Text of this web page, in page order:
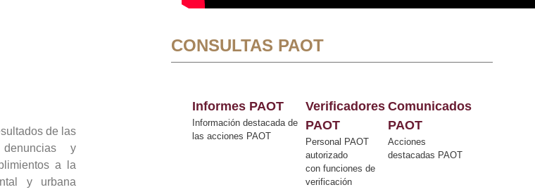
de las
y
a la
y urbana
CONSULTAS PAOT
Informes PAOT
Información destacada de
las acciones PAOT
Verificadores
PAOT
Personal PAOT
autorizado
con funciones de
verificación
Comunicados
PAOT
Acciones
destacadas PAOT